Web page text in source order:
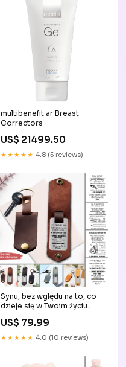
multibenefit ar Breast
Correctors
US$ 21499.50
★★★★★ 4.8 (5 reviews)
Synu, bez wględu na to, co
dzieje się w Twoim życiu
zawsze będziemy przy
Tobie orchidea
US$ 79.99
★★★★★ 4.0 (10 reviews)